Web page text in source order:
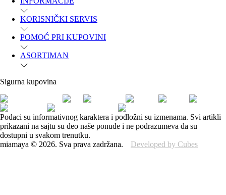
KORISNIČKI SERVIS
POMOĆ PRI KUPOVINI
ASORTIMAN
Sigurna kupovina
Podaci su informativnog karaktera i podložni su izmenama. Svi artikli
prikazani na sajtu su deo naše ponude i ne podrazumeva da su
dostupni u svakom trenutku.
miamaya © 2026. Sva prava zadržana. Developed by Cubes